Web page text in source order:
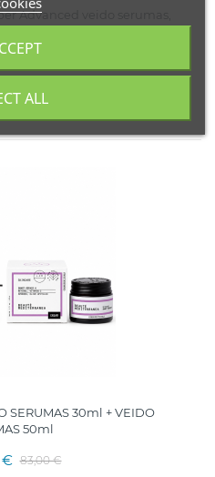
Advanced veido serumas,
SERUMAS 30ml + VEIDO
50ml
€ 83,00 €
ALL